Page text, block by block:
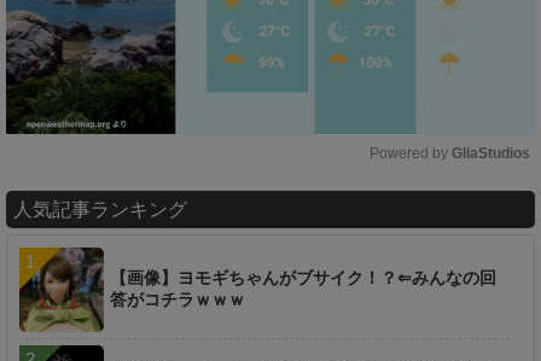
u
e
Powered by GliaStudios
人気記事ランキング
【画像】ヨモギちゃんがブサイク！？⇐みんなの回
答がコチラｗｗｗ